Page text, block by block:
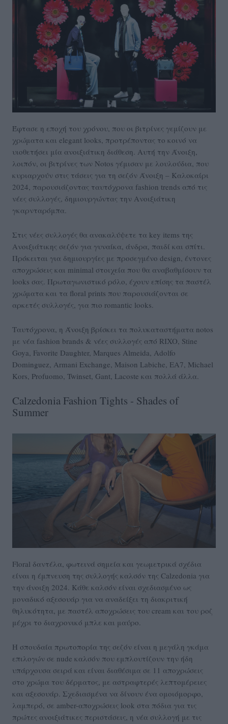
Έφτασε η εποχή του χρόνου, που οι βιτρίνες γεμίζουν με
χρώματα και elegant looks, προτρέποντας το κοινό να
υιοθετήσει μία ανοιξιάτικη διάθεση. Αυτή την Άνοιξη,
λοιπόν, οι βιτρίνες των Notos γέμισαν με λουλούδια, που
κυριαρχούν στις τάσεις για τη σεζόν Άνοιξη – Καλοκαίρι
2024, παρουσιάζοντας ταυτόχρονα fashion trends από τις
νέες συλλογές, δημιουργώντας την Ανοιξιάτικη
γκαρνταρόμπα.
Στις νέες συλλογές θα ανακαλύψετε τα key items της
Ανοιξιάτικης σεζόν για γυναίκα, άνδρα, παιδί και σπίτι.
Πρόκειται για δημιουργίες με προσεγμένο design, έντονες
αποχρώσεις και minimal στοιχεία που θα αναβαθμίσουν τα
looks σας. Πρωταγωνιστικό ρόλο, έχουν επίσης τα παστέλ
χρώματα και τα floral prints που παρουσιάζονται σε
αρκετές συλλογές, για πιο romantic looks.
Ταυτόχρονα, η Άνοιξη βρίσκει τα πολυκαταστήματα notos
με νέα fashion brands & νέες συλλογές από RIXO, Stine
Goya, Favorite Daughter, Marques Almeida, Adolfo
Dominguez, Armani Exchange, Maison Labiche, EA7, Michael
Kors, Profuomo, Twinset, Gant, Lacoste και πολλά άλλα.
Calzedonia Fashion Tights - Shades of
Summer
Floral δαντέλα, φωτεινά σημεία και γεωμετρικά σχέδια
είναι η έμπνευση της συλλογής καλσόν της Calzedonia για
την άνοιξη 2024. Κάθε καλσόν είναι σχεδιασμένο ως
μοναδικό αξεσουάρ για να αναδείξει τη διακριτική
θηλυκότητα, με παστέλ αποχρώσεις του cream και του ροζ
μέχρι το διαχρονικό μπλε και μαύρο.
Η σπουδαία πρωτοπορία της σεζόν είναι η μεγάλη γκάμα
επιλογών σε nude καλσόν που εμπλουτίζουν την ήδη
υπάρχουσα σειρά και είναι διαθέσιμα σε 11 αποχρώσεις
στο χρώμα του δέρματος, με αστραφτερές λεπτομέρειες
και αξεσουάρ. Σχεδιασμένα να δίνουν ένα ομοιόμορφο,
λαμπερό, σε amber-αποχρώσεις look στα πόδια για τις
πρώτες ανοιξιάτικες περιστάσεις, η νέα συλλογή με τις